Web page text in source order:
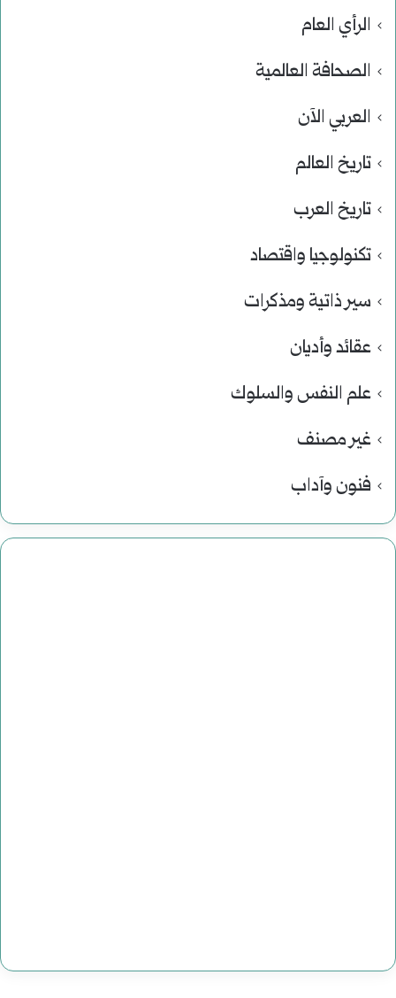
الرأي العام
الصحافة العالمية
العربي الآن
تاريخ العالم
تاريخ العرب
تكنولوجيا واقتصاد
سير ذاتية ومذكرات
عقائد وأديان
علم النفس والسلوك
غير مصنف
فنون وآداب